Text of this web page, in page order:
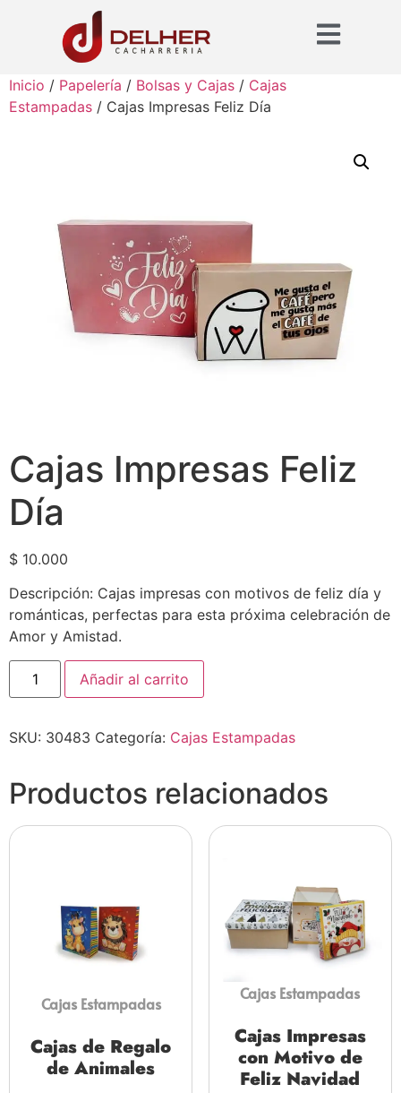
Inicio / Papelería / Bolsas y Cajas / Cajas
Estampadas / Cajas Impresas Feliz Día
Cajas Impresas Feliz
Día
$ 10.000
Descripción: Cajas impresas con motivos de feliz día y
románticas, perfectas para esta próxima celebración de
Amor y Amistad.
Añadir al carrito
SKU: 30483 Categoría: Cajas Estampadas
Productos relacionados
Cajas Estampadas
Cajas de Regalo
de Animales
Cajas Estampadas
Cajas Impresas
con Motivo de
Feliz Navidad